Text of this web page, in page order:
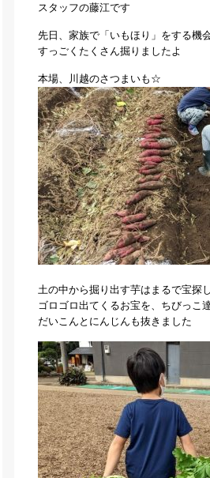
スタッフの藤江です
先日、家族で「いもほり」をする機
すっごくたくさん掘りましたよ
本場、川越のさつまいも☆
土の中から掘り出す芋はまるで宝探
ゴロゴロ出てくるお宝を、ちびっこ
だいこんとにんじんも抜きました